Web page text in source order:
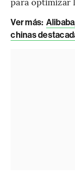
Ver más:
chinas